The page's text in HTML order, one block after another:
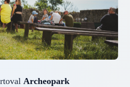
Archeopark